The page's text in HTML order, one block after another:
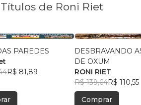
de Roni Riet
PAREDES
R$ 81,89
DESBRAVANDO
DE OXUM
RONI RIET
R$ 139,64R$ 110,55
Comprar